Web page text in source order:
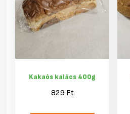
Kakaós kalács 400g
829 Ft